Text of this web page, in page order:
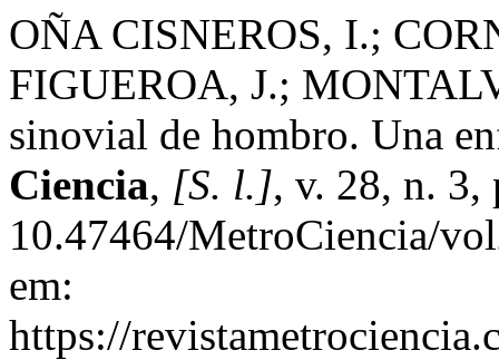
OÑA CISNEROS, I.;
FIGUEROA, J.;
sinovial de hombro. Una
Ciencia, [S. l.], v. 28, n.
10.47464/MetroCiencia/
em:
https://